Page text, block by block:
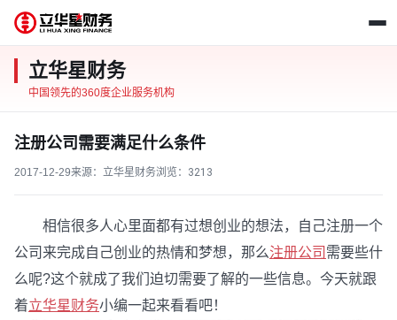
立华星财务
中国领先的360度企业服务机构
注册公司需要满足什么条件
2017-12-29来源：立华星财务浏览： 3213
相信很多人心里面都有过想创业的想法，自己注册一个
公司来完成自己创业的热情和梦想，那么注册公司 需要些什
么呢?这个就成了我们迫切需要了解的一些信息。今天就跟
着立华星财务小编一起来看看吧！